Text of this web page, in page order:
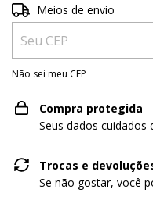
Entregas para o CEP:
Meios de envio
Não sei meu CEP
Compra protegida
Seus dados
Trocas e
Se não gostar, você